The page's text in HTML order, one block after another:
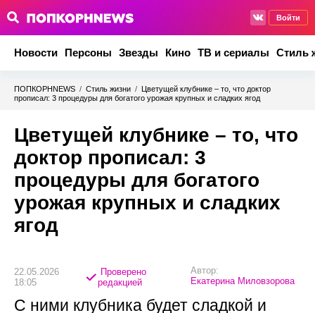
Войти
Новости Персоны Звезды Кино ТВ и сериалы Стиль
ПОПКОРНNEWS / Стиль жизни / Цветущей клубнике – то, что доктор
прописал: 3 процедуры для богатого урожая крупных и сладких ягод
Цветущей клубнике – то, что
доктор прописал: 3
процедуры для богатого
урожая крупных и сладких
ягод
22.05.2026
18:05
Проверено
редакцией
Автор:
Екатерина Миловзорова
С ними клубника будет сладкой и